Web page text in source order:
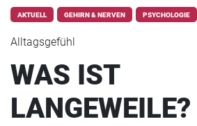
AKTUELL GEHIRN & NERVEN PSYCHOLOGIE
Alltagsgefühl
WAS IST
LANGEWEILE?